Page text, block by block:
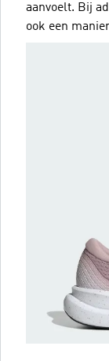
aanvoelt. Bij
ook een